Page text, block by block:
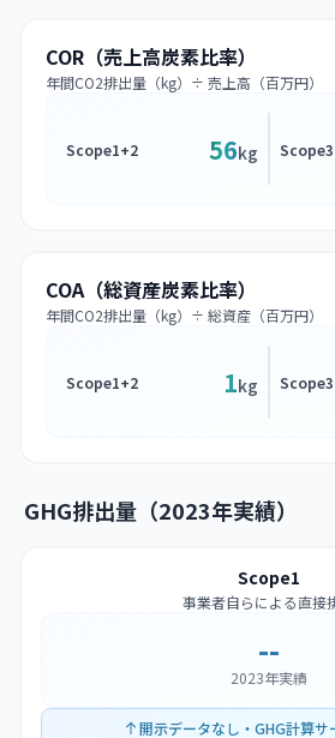
COR（売上高炭素比率）
年間CO2排出量（kg）÷ 売上高（百万円）
Scope1+2 56kg Scope3
COA（総資産炭素比率）
年間CO2排出量（kg）÷ 総資産（百万円）
Scope1+2 1kg Scope3
GHG排出量（2023年実績）
Scope1
事業者自らによる直接
--
2023年実績
開示データなし・GHG計算サ